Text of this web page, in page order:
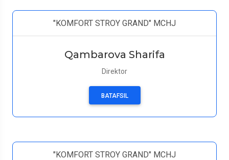
"KOMFORT STROY GRAND" MCHJ
Qambarova Sharifa
Direktor
BATAFSIL
"KOMFORT STROY GRAND" MCHJ